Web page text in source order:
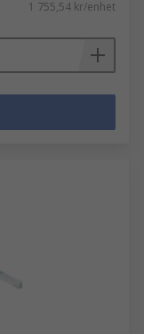
1 755,54 kr/enhet